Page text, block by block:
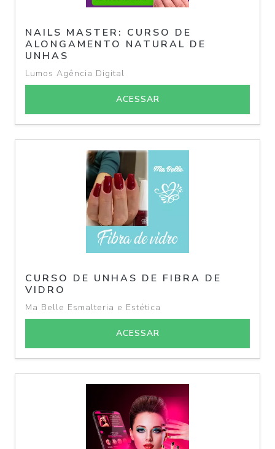
NAILS MASTER: CURSO DE
ALONGAMENTO NATURAL DE
UNHAS
Lumos Agência Digital
ACESSAR
CURSO DE UNHAS DE FIBRA DE
VIDRO
Ma Belle Esmalteria e Estética
ACESSAR